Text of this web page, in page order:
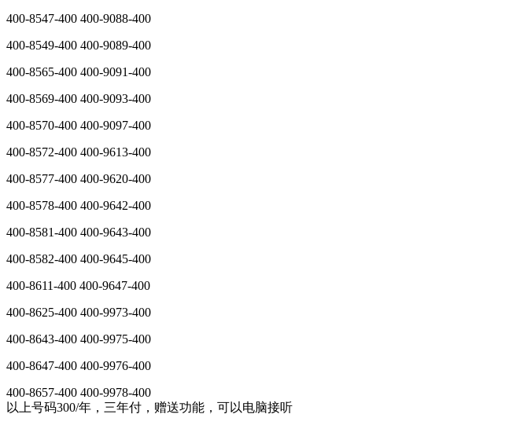
400-8547-400 400-9088-400
400-8549-400 400-9089-400
400-8565-400 400-9091-400
400-8569-400 400-9093-400
400-8570-400 400-9097-400
400-8572-400 400-9613-400
400-8577-400 400-9620-400
400-8578-400 400-9642-400
400-8581-400 400-9643-400
400-8582-400 400-9645-400
400-8611-400 400-9647-400
400-8625-400 400-9973-400
400-8643-400 400-9975-400
400-8647-400 400-9976-400
400-8657-400 400-9978-400
以上号码300/年，三年付，赠送功能，可以电脑接听